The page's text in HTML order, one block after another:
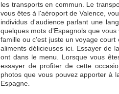
les transports en commun. Le
vous êtes à l'aéroport de Valence,
individus d'audience parlant une
quelques mots d'Espagnols que
famille ou c'est juste un voyage
aliments délicieuses ici. Essayer de
ont dans le menu. Lorsque vous
essayer de profiter de cette
photos que vous pouvez apporter à
Espagne.